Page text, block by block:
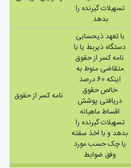
تسهیلات گیرنده را
بدهد.
با تعهد ذیحسابی
دستگاه ذیربط یا با
نامه کسر از حقوق
متقاضی منوط به
اینکه 60 درصد
خالص حقوق
دریافتی پوشش
اقساط ماهیانه
تسهیلات گیرنده را
بدهد و با اخذ سفته
یا چک حسب مورد
وفق ضوابط
نامه كسر از حقوق